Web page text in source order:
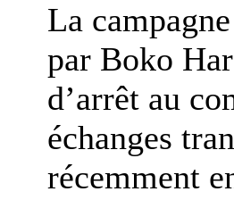
La
par Boko
d’arrêt au
échanges
récemment